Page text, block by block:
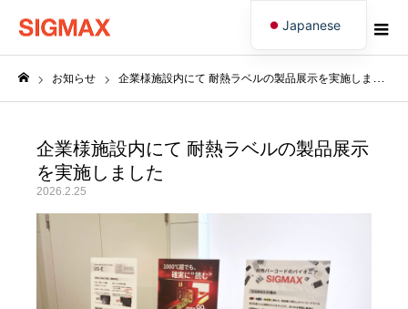
お知らせ 企業様施設内にて 耐熱ラベルの製品展示を実施しました
企業様施設内にて 耐熱ラベルの製品展示
を実施しました
2026.2.25
Japanese
English